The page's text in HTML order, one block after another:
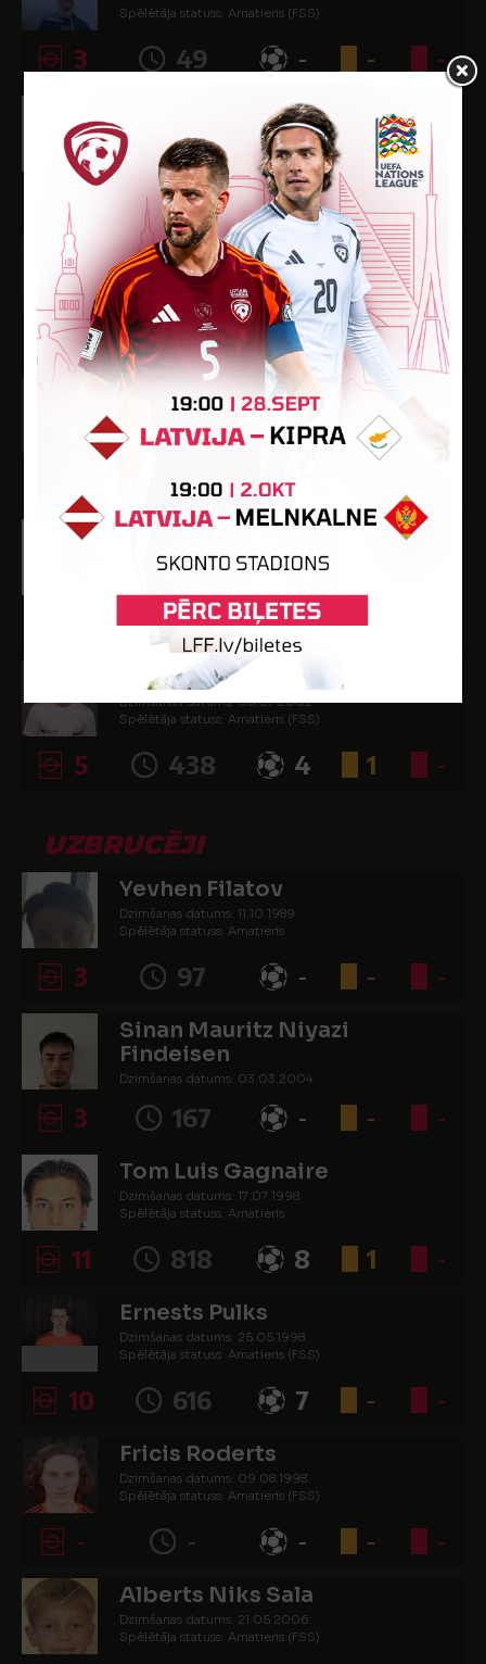
Spēlētāja statuss: Amatieris (FSS)
3 49 - - -
Daniel Shahdadfar
Dzimšanas datums: 11.09.2002.
Spēlētāja statuss: Amatieris
- - - -
Georgs Soldatenko
Dzimšanas datums: 15.12.2005.
Spēlētāja statuss: Amatieris (FSS)
- - - - -
Armin Tajdini
Spēlētāja statuss: Amatieris (FSS)
110 2
Cyril Taudiere
Dzimšanas datums: 16.05.1987.
29 - -
Niels Ole Arthur Zachriat
Dzimšanas datums: 05.07.2002.
Spēlētāja statuss: Amatieris (FSS)
5 438 4 1 -
UZBRUCĒJI
Yevhen Filatov
Dzimšanas datums: 11.10.1989.
Spēlētāja statuss: Amatieris
3 97 - - -
Sinan Mauritz Niyazi
Findeisen
Dzimšanas datums: 03.03.2004.
3 167 - - -
Tom Luis Gagnaire
Dzimšanas datums: 17.07.1998.
Spēlētāja statuss: Amatieris
11 818 8 1 -
Ernests Pulks
Dzimšanas datums: 25.05.1998.
Spēlētāja statuss: Amatieris (FSS)
10 616 7 - -
Fricis Roderts
Dzimšanas datums: 09.08.1998.
Spēlētāja statuss: Amatieris (FSS)
- - - - -
Alberts Niks Sala
Dzimšanas datums: 21.05.2006.
Spēlētāja statuss: Amatieris (FSS)